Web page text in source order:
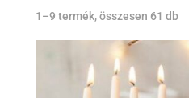
1–9 termék, összesen 61 db